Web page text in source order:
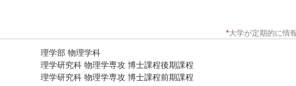
*大学が定期的に情
理学部 物理学科
理学研究科 物理学専攻 博士課程後期課程
理学研究科 物理学専攻 博士課程前期課程